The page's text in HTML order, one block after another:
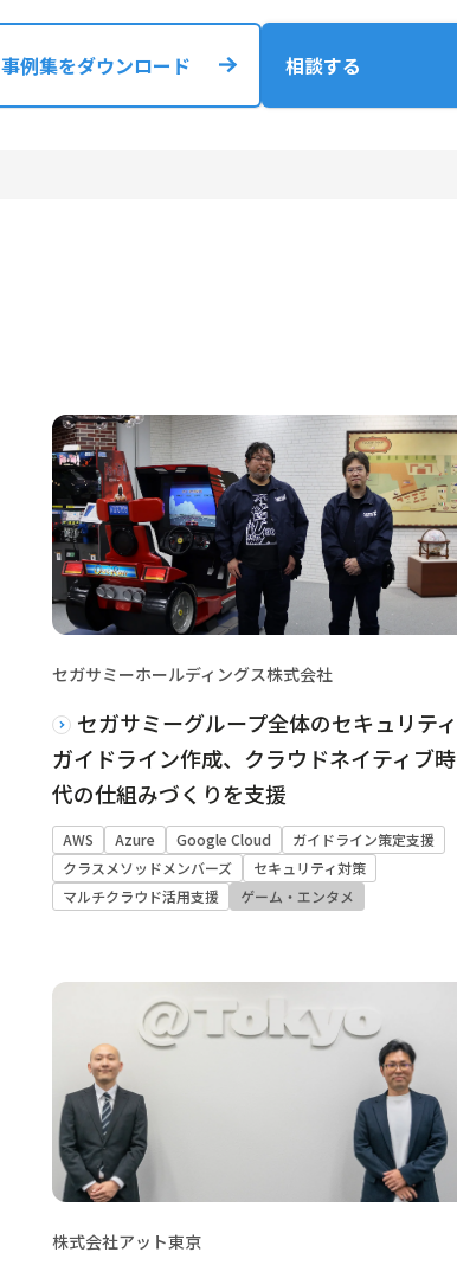
事例集をダウンロード 相談する
セガサミーホールディングス株式会社
セガサミーグループ全体のセキュリティ
ガイドライン作成、クラウドネイティブ時
代の仕組みづくりを支援
AWS Azure Google Cloud
ガイドライン策定支援
クラスメソッドメンバーズ
セキュリティ対策
マルチクラウド活用支援
ゲーム・エンタメ
株式会社アット東京